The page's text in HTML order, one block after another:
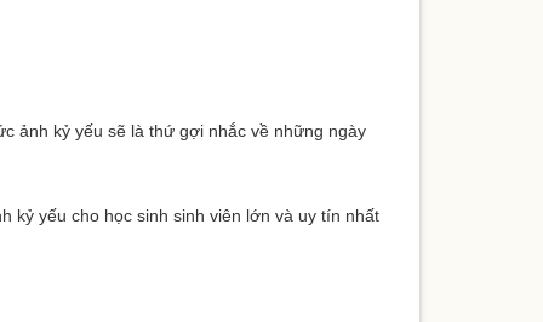
ảnh kỷ yếu sẽ là thứ gợi nhắc về những ngày
kỷ yếu cho học sinh sinh viên lớn và uy tín nhất